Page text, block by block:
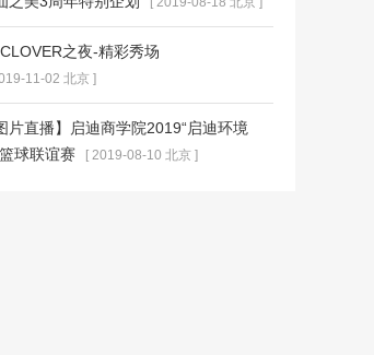
之夜-精彩秀场
11-02 北京 ]
片直播】启迪商学院2019“启迪环境
球联谊赛
[ 2019-08-10 北京 ]